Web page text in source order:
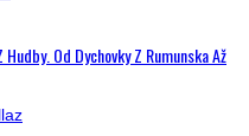
Od Dychovky Z Rumunska Až